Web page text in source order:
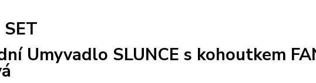
SET
Umyvadlo SLUNCE s kohoutkem